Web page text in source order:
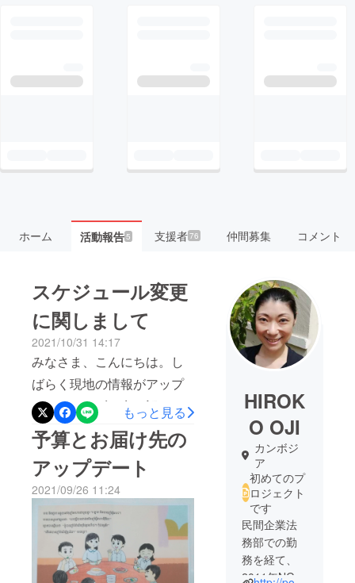
ホーム 活動報告5 支援者76 仲間募集 コメント
スケジュール変更
に関しまして
2021/10/31 14:17
みなさま、こんにちは。し
ばらく現地の情報がアップ
デートできずに申し訳あり
ません。本日は、スケ
ジュールの変更について、
お知らせさせていただきま
す。プロジェクトでは、以
下の通りのスケジュールを
立てて、活動を予定してき
ました。（プロジェクト概
もっと見る
予算とお届け先の
アップデート
2021/09/26 11:24
HIROK
O OJI
カンボジ
ア
初めてのプ
ロジェクト
です
民間企業法
務部での勤
務を経て、
2011年NGO